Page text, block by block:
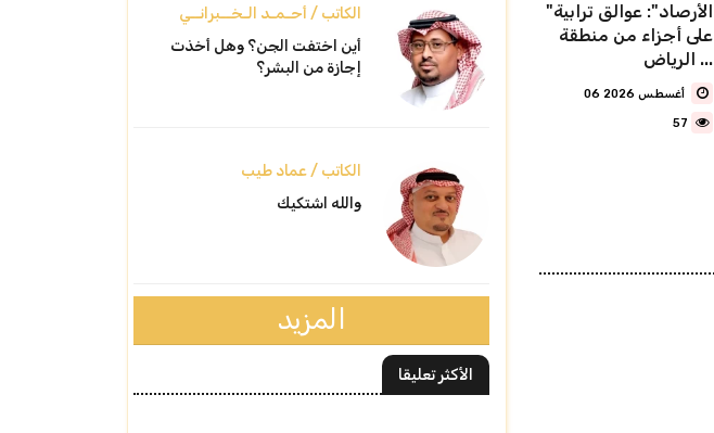
"الأرصاد": عوالق ترابية
على أجزاء من منطقة
الرياض ...
57
الكاتب / أحـمـد الـخــبرانــي
أين اختفت الجن؟ وهل أخذت
إجازة من البشر؟
الكاتب / عماد طيب
والله اشتكيك
المزيد
الأكثر تعليقا